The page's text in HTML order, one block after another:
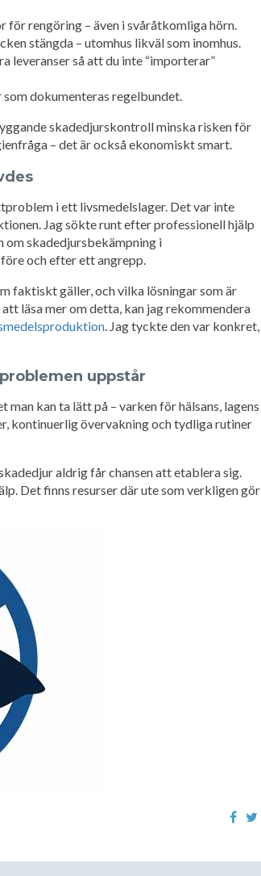
för rengöring – även i svåråtkomliga hörn.
stängda – utomhus likväl som inomhus.
leveranser så att du inte “importerar”
dokumenteras regelbundet.
skadedjurskontroll minska risken för
– det är också ekonomiskt smart.
i ett livsmedelslager. Det var inte
Jag sökte runt efter professionell hjälp
om skadedjursbekämpning i
och efter ett angrepp.
faktiskt gäller, och vilka lösningar som är
läsa mer om detta, kan jag rekommendera
. Jag tyckte den var konkret,
uppstår
kan ta lätt på – varken för hälsans, lagens
kontinuerlig övervakning och tydliga rutiner
aldrig får chansen att etablera sig.
Det finns resurser där ute som verkligen gör